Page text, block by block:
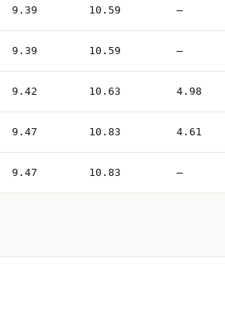
9.39 10.59 —
9.39 10.59 —
9.42 10.63 4.98
9.47 10.83 4.61
9.47 10.83 —